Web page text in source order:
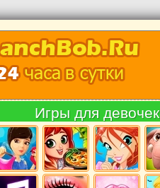
Игры для девочек